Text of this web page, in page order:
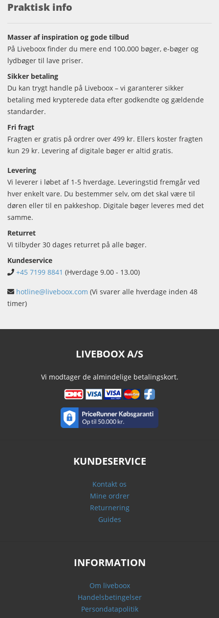
Praktisk info
Masser af inspiration og gode tilbud
På Liveboox finder du mere end 100.000 bøger, e-bøger og
lydbøger til lave priser.
Sikker betaling
Du kan trygt handle på Liveboox – vi garanterer sikker
betaling med krypterede data efter godkendte og gældende
standarder.
Fri fragt
Fragten er gratis på ordrer over 499 kr. Ellers koster fragten
kun 29 kr. Levering af digitale bøger er altid gratis.
Levering
Vi leverer i løbet af 1-5 hverdage. Leveringstid fremgår ved
hver enkelt vare. Du bestemmer selv, om det skal være til
døren eller til en pakkeshop. Digitale bøger leveres med det
samme.
Returret
Vi tilbyder 30 dages returret på alle bøger.
Kundeservice
+45 7199 8841 (Hverdage 9.00 - 13.00)
hotline@liveboox.com (Vi svarer alle hverdage inden 48
timer)
LIVEBOOX A/S
Vi modtager de almindelige betalingskort.
KUNDESERVICE
Kontakt os
Mine ordrer
Returnering
Guides
INFORMATION
Om liveboox
Handelsbetingelser
Persondatapolitik